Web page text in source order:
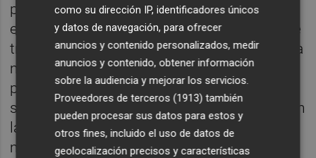
punto de mira. No puedo dejar de exponer
ese pequeño matiz. Aunque para los que me
tratáis sabéis que mi mayor referente es otra
mujer, una humilde en grado máximo. Hoy
pediría un poco de humildad para nuestra
sociedad tan hipócrita. Un poco de verdad en
las relaciones humanas, para no condenar a
mujeres que tan solo se divertían en su
como su dirección IP, identificadores únicos
y datos de navegación, para ofrecer
anuncios y contenido personalizados, medir
anuncios y contenido, obtener información
sobre la audiencia y mejorar los servicios.
Proveedores de terceros (1913) también
pueden procesar sus datos para estos y
otros fines, incluido el uso de datos de
geolocalización precisos y características